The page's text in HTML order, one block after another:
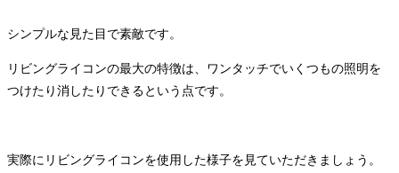
シンプルな見た目で素敵です。
リビングライコンの最大の特徴は、ワンタッチでいくつもの照明を
つけたり消したりできるという点です。
実際にリビングライコンを使用した様子を見ていただきましょう。